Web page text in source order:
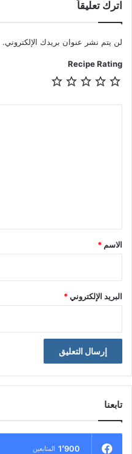
اترك تعليقاً
لن يتم نشر عنوان بريدك الإلكتروني.
Recipe Rating
*
الاسم *
البريد الإلكتروني*
تابعنا
1٬900 المتابعين